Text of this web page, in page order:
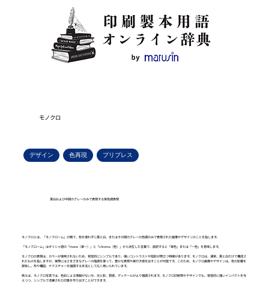
モノクロ
デザイン 色再現 プリプレス
黒白および中間のグレーのみで表現する単色調表現
モノクロとは、「モノクローム」の略で、色を使わずに黒と白、またはその間のグレーの色調のみで表現された画像やデザインのことを指します。
「モノクローム」はギリシャ語の「mono（単一）」と「chroma（色）」から派生した言葉で、直訳すると「単色」または「一色」を意味します。
モノクロの表現は、カラーが使用されないため、視覚的にシンプルであり、強いコントラストや陰影が際立つ特徴があります。モノクロは、通常、黒と白だけで構成さ
れたものを指しますが、実際にはさまざまなグレーの階調を使って、豊かな表現や奥行き感を出すことが可能です。このため、モノクロ画像やデザインは、色の影響を
排除し、形や構図、テクスチャーを強調する手法として広く用いられています。
例えば、モノクロ写真では、色彩による情報がない分、光と影、質感、ディテールがより強調されます。モノクロ印刷物やデザインでも、視覚的に強いインパクトを与
えつつ、シンプルで洗練された印象を作り出すことができます。